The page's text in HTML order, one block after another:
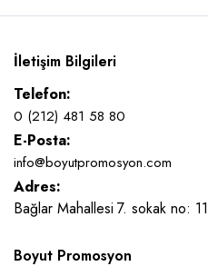
İletişim Bilgileri
Telefon:
0 (212) 481 58 80
E-Posta:
info@boyutpromosyon.com
Adres:
Bağlar Mahallesi 7. sokak no:
Boyut Promosyon